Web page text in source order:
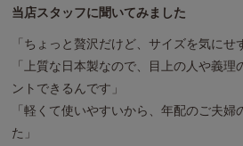
当店スタッフに聞いてみました
「ちょっと贅沢だけど、サイズを気にせ
「上質な日本製なので、目上の人や義
ントできるんです」
「軽くて使いやすいから、年配のご夫婦
た」